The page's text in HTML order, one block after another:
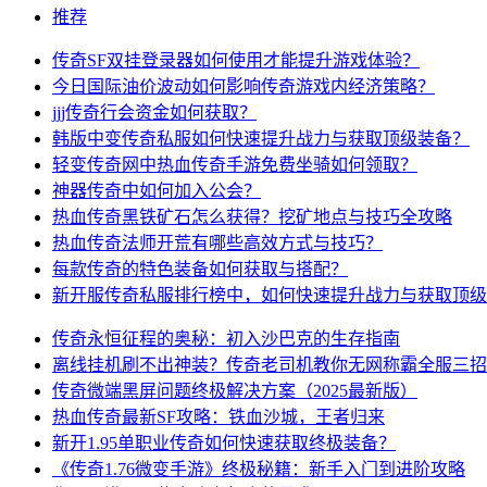
推荐
传奇SF双挂登录器如何使用才能提升游戏体验？
今日国际油价波动如何影响传奇游戏内经济策略？
jjj传奇行会资金如何获取？
韩版中变传奇私服如何快速提升战力与获取顶级装备？
轻变传奇网中热血传奇手游免费坐骑如何领取？
神器传奇中如何加入公会？
热血传奇黑铁矿石怎么获得？挖矿地点与技巧全攻略
热血传奇法师开荒有哪些高效方式与技巧？
每款传奇的特色装备如何获取与搭配？
新开服传奇私服排行榜中，如何快速提升战力与获取顶级
传奇永恒征程的奥秘：初入沙巴克的生存指南
离线挂机刷不出神装？传奇老司机教你无网称霸全服三
传奇微端黑屏问题终极解决方案（2025最新版）
热血传奇最新SF攻略：铁血沙城，王者归来
新开1.95单职业传奇如何快速获取终极装备？
《传奇1.76微变手游》终极秘籍：新手入门到进阶攻略